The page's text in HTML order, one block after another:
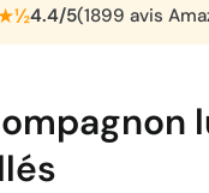
4.4/5(1899 avis